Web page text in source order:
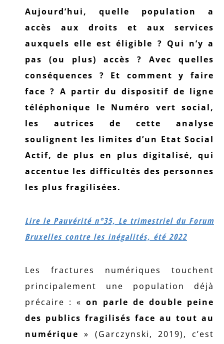
Aujourd’hui,
quelle population a
accès aux droits et aux services
auxquels elle est éligible ? Qui n’y a
pas (ou plus) accès ? Avec quelles
conséquences ? Et comment y faire
face ? A partir du dispositif de ligne
téléphonique le Numéro vert social,
les autrices de cette analyse
soulignent les limites d’un Etat Social
Actif, de plus en plus digitalisé, qui
accentue les difficultés des personnes
les plus fragilisées.
Lire le Pauvérité n°35, Le trimestriel du Forum
Bruxelles contre les inégalités, été 2022
Les fractures numériques touchent
principalement une population déjà
précaire : « on parle de double peine
des publics fragilisés face au tout au
numérique» (Garczynski, 2019), c’est